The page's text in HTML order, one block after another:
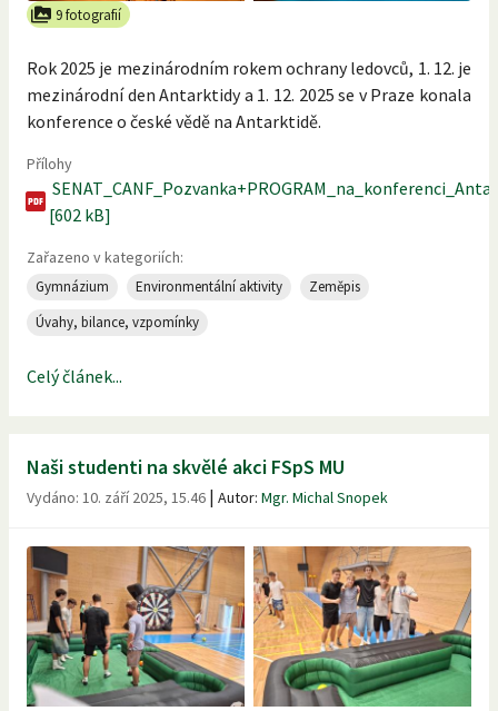
9 fotografií
Rok 2025 je mezinárodním rokem ochrany ledovců, 1. 12. je
mezinárodní den Antarktidy a 1. 12. 2025 se v Praze konala
konference o české vědě na Antarktidě.
Přílohy
[602 kB]
Zařazeno v kategoriích:
Gymnázium Environmentální aktivity
Zeměpis
Úvahy, bilance, vzpomínky
Celý článek...
Naši studenti na skvělé akci FSpS MU
Vydáno: 10. září 2025, 15.46 | Autor: Mgr. Michal Snopek